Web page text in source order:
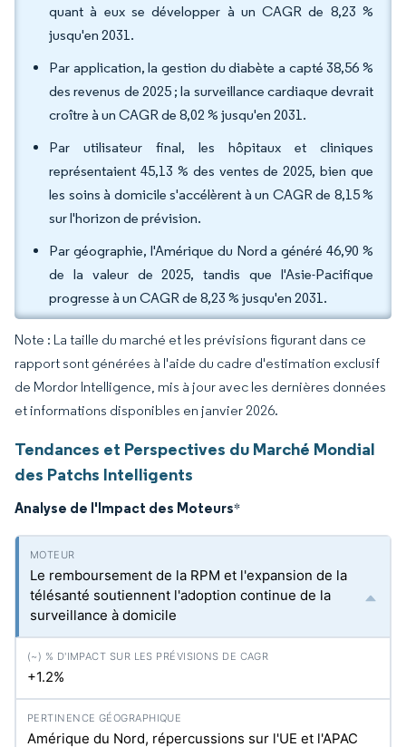
quant à eux se développer à un CAGR de 8,23 %
jusqu'en 2031.
Par application, la gestion du diabète a capté 38,56 %
des revenus de 2025 ; la surveillance cardiaque devrait
croître à un CAGR de 8,02 % jusqu'en 2031.
Par utilisateur final, les hôpitaux et cliniques
représentaient 45,13 % des ventes de 2025, bien que
les soins à domicile s'accélèrent à un CAGR de 8,15 %
sur l'horizon de prévision.
Par géographie, l'Amérique du Nord a généré 46,90 %
de la valeur de 2025, tandis que l'Asie-Pacifique
progresse à un CAGR de 8,23 % jusqu'en 2031.
Note : La taille du marché et les prévisions figurant dans ce
rapport sont générées à l'aide du cadre d'estimation exclusif
de Mordor Intelligence, mis à jour avec les dernières données
et informations disponibles en janvier 2026.
Tendances et Perspectives du Marché Mondial
des Patchs Intelligents
Analyse de l'Impact des Moteurs*
Le remboursement de la RPM et l'expansion de la
télésanté soutiennent l'adoption continue de la
surveillance à domicile
+1.2%
Amérique du Nord, répercussions sur l'UE et l'APAC